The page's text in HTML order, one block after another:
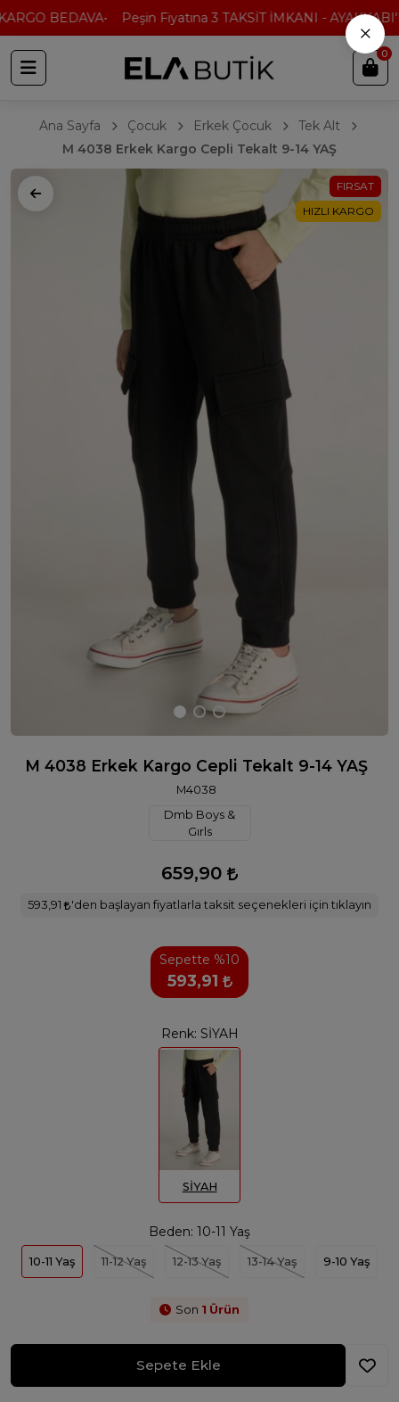
BEDAVA Peşin Fiyatına 3 TAKSİT İMKANI -
0
Ana Sayfa Çocuk Erkek Çocuk
Tek Alt
M 4038 Erkek Kargo Cepli Tekalt 9-14 YAŞ
FIRSAT
HIZLI KARGO
M 4038 Erkek Kargo Cepli Tekalt 9-14 YAŞ
M4038
Dmb Boys &
Gırls
659,90
593,91 'den başlayan fiyatlarla taksit seçenekleri için tıklayın
Sepette %10
593,91
Renk: SİYAH
SİYAH
Beden: 10-11 Yaş
10-11 Yaş 11-12 Yaş 12-13 Yaş 13-14 Yaş 9-10 Yaş
Son 1 Ürün
Sepete Ekle
×